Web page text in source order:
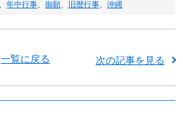
、年中行事 、御願 旧暦行事 、沖縄
一覧に戻る 次の記事を見る